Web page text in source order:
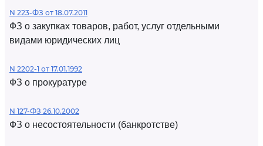
N 223-ФЗ от 18.07.2011
ФЗ о закупках товаров, работ, услуг отдельными
видами юридических лиц
N 2202-1 от 17.01.1992
ФЗ о прокуратуре
N 127-ФЗ 26.10.2002
ФЗ о несостоятельности (банкротстве)